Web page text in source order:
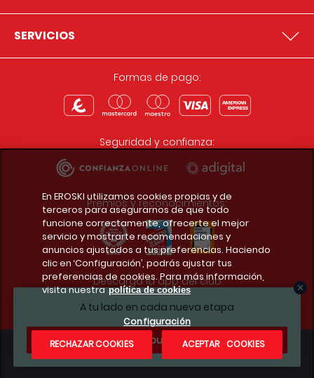
A tu lado en cada nueva etapa
¿Te apuntas?
SERVICIOS
Formas de pago:
Seguridad y confianza:
Premios y reconocimientos:
Descarga la app del club
Condiciones legales
En EROSKI utilizamos cookies propias y de
terceros para asegurarnos de que todo
funcione correctamente, ofrecerte el mejor
servicio y mostrarte recomendaciones y
anuncios ajustados a tus preferencias. Haciendo
clic en ‘Configuración’, podrás ajustar tus
preferencias de cookies. Para más información,
visita nuestra política de cookies
Configuración
RECHAZAR COOKIES
ACEPTAR COOKIES